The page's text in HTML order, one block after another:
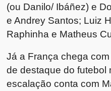
(ou Danilo/ Ibáñez) e
e Andrey Santos; Luiz
Raphinha e Matheus
Já a França chega
de destaque do futebol
escalação conta com